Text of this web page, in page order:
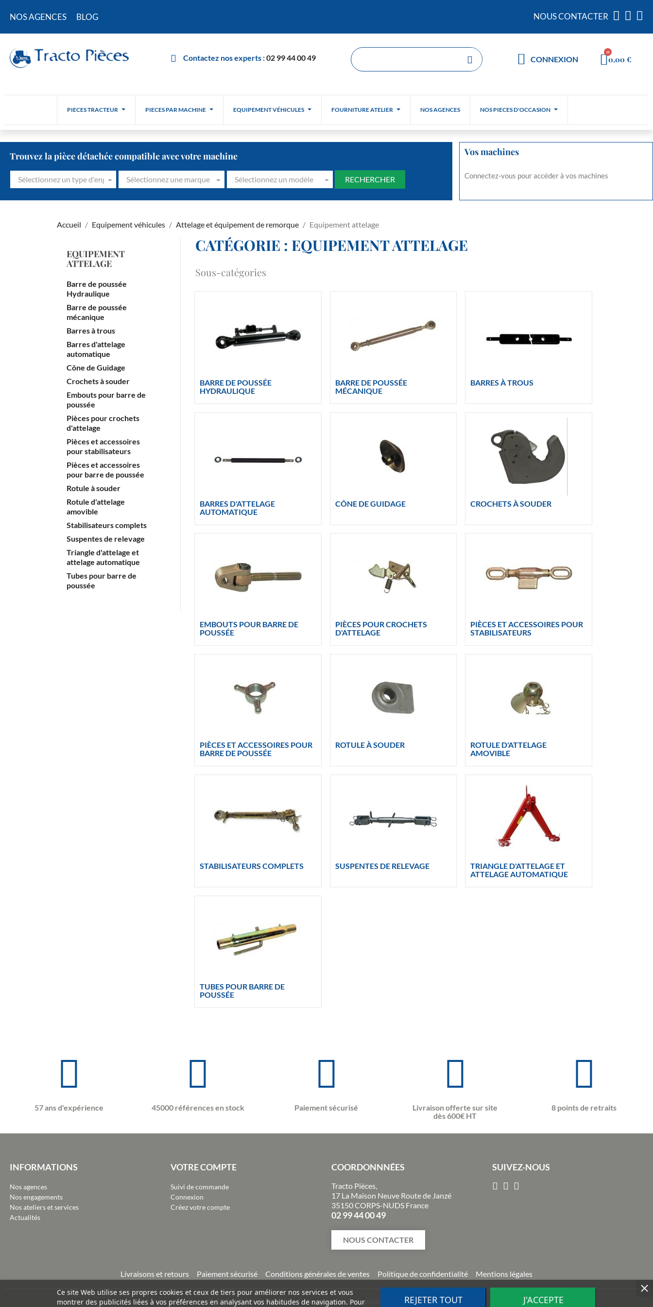
NOS AGENCES BLOG NOUS CONTACTER
Contactez nos experts :02 99 44 00 49 CONNEXION 0,00 €
PIECES TRACTEUR PIECES PAR MACHINE EQUIPEMENT VÉHICULES FOURNITURE ATELIER NOS AGENCES NOS PIECES D'OCCASION
Trouvez la pièce détachée compatible avec votre machine
Sélectionnez un type d'engin Sélectionnez une marque Sélectionnez un modèle
Vos machines
Connectez-vous pour accéder à vos machines
Accueil Equipement véhicules Attelage et équipement de remorque Equipement attelage
EQUIPEMENT
ATTELAGE
Barre de poussée
Hydraulique
Barre de poussée
mécanique
Barres à trous
Barres d'attelage
automatique
Cône de Guidage
Crochets à souder
Embouts pour barre de
poussée
Pièces pour crochets
d'attelage
Pièces et accessoires
pour stabilisateurs
Pièces et accessoires
pour barre de poussée
Rotule à souder
Rotule d'attelage
amovible
Stabilisateurs complets
Suspentes de relevage
Triangle d'attelage et
attelage automatique
Tubes pour barre de
poussée
CATÉGORIE : EQUIPEMENT ATTELAGE
Sous-catégories
BARRE DE POUSSÉE
HYDRAULIQUE
BARRE DE POUSSÉE
MÉCANIQUE
BARRES À TROUS
BARRES D'ATTELAGE
AUTOMATIQUE
CÔNE DE GUIDAGE CROCHETS À SOUDER
EMBOUTS POUR BARRE DE
POUSSÉE
PIÈCES POUR CROCHETS
D'ATTELAGE
PIÈCES ET ACCESSOIRES POUR
STABILISATEURS
PIÈCES ET ACCESSOIRES POUR
BARRE DE POUSSÉE
ROTULE À SOUDER
ROTULE D'ATTELAGE
AMOVIBLE
STABILISATEURS COMPLETS SUSPENTES DE RELEVAGE
TRIANGLE D'ATTELAGE ET
ATTELAGE AUTOMATIQUE
TUBES POUR BARRE DE
POUSSÉE
57 ans d'expérience 45000 références en stock Paiement sécurisé
Livraison offerte sur site
dès 600€ HT
8 points de retraits
INFORMATIONS
Nos agences
Nos engagements
Nos ateliers et services
Actualités
VOTRE COMPTE
Suivi de commande
Connexion
Créez votre compte
COORDONNNÉES
Tracto Pièces,
17 La Maison Neuve Route de Janzé
35150 CORPS-NUDS France
02 99 44 00 49
NOUS CONTACTER
SUIVEZ-NOUS
Livraisons et retours Paiement sécurisé Conditions générales de ventes Politique de confidentialité Mentions légales
©2026TRACTO PIÈCES - Conception & réalisation : Agence Impulsion
Ce site Web utilise ses propres cookies et ceux de tiers pour améliorer nos services et vous
montrer des publicités liées à vos préférences en analysant vos habitudes de navigation. Pour
REJETER TOUT J'ACCEPTE